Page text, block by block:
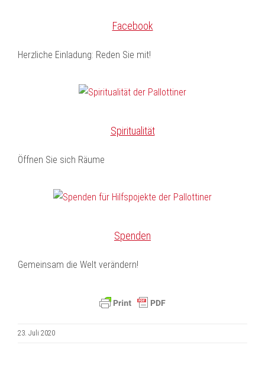
Facebook
Herzliche Einladung: Reden Sie mit!
Spiritualität
Öffnen Sie sich Räume
Spenden
Gemeinsam die Welt verändern!
23. Juli 2020